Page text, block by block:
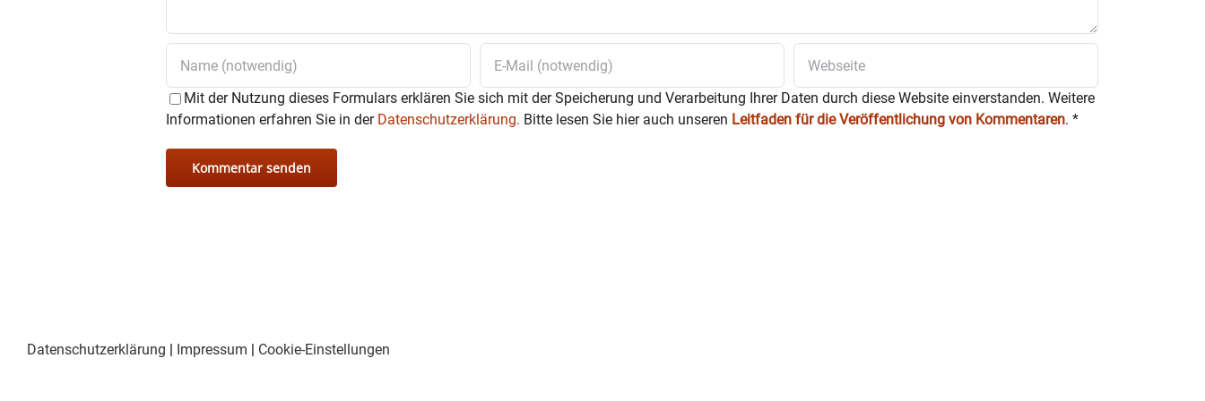
Mit der Nutzung dieses Formulars erklären Sie sich mit der Speicherung und Verarbeitung Ihrer Daten durch diese Website einverstanden. Weitere
Informationen erfahren Sie in der Datenschutzerklärung. Bitte lesen Sie hier auch unseren Leitfaden für die Veröffentlichung von Kommentaren. *
Datenschutzerklärung | Impressum | Cookie-Einstellungen